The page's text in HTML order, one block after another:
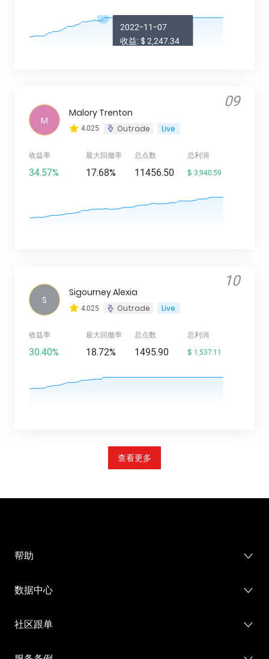
2022-11-07
收益: $ 2,247.34
09
M
Malory Trenton
4.025 Outrade Live
收益率
34.57%
最大回撤率
17.68%
总点数
11456.50
总利润
$ 3,940.59
10
S
Sigourney Alexia
4.025 Outrade Live
收益率
30.40%
最大回撤率
18.72%
总点数
1495.90
总利润
$ 1,537.11
查看更多
帮助
帮助中心
数据中心
社区报告
社区跟单
排行榜